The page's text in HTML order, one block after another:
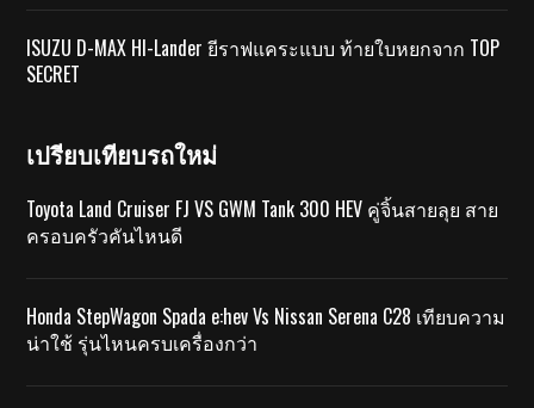
ISUZU D-MAX HI-Lander ยีราฟแคระแบบ ท้ายใบหยกจาก TOP
SECRET
เปรียบเทียบรถใหม่
Toyota Land Cruiser FJ VS GWM Tank 300 HEV คู่จิ้นสายลุย สาย
ครอบครัวคันไหนดี
Honda StepWagon Spada e:hev Vs Nissan Serena C28 เทียบความ
น่าใช้ รุ่นไหนครบเครื่องกว่า